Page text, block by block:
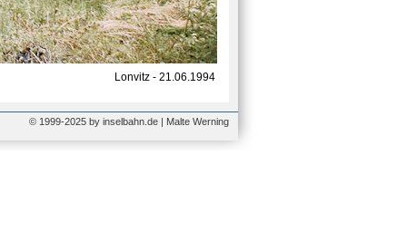
Lonvitz - 21.06.1994
© 1999-2025 by inselbahn.de | Malte Werning